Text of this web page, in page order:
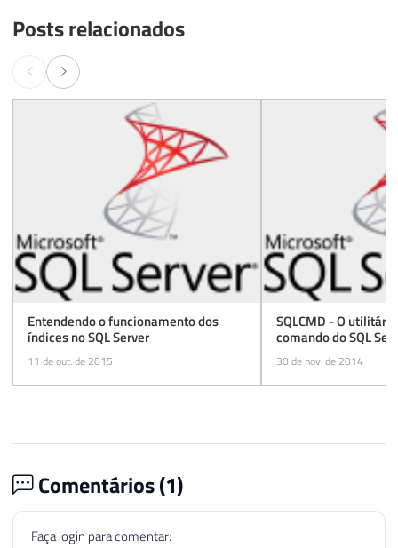
Posts relacionados
Entendendo o funcionamento dos
índices no SQL Server
11 de out. de 2015
SQLCMD - O
comando do SQL
30 de nov. de 2014
Comentários (1)
Faça login para comentar: